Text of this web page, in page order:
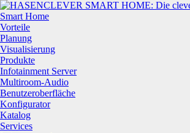
Smart Home
Vorteile
Planung
Visualisierung
Produkte
Infotainment Server
Multiroom-Audio
Benutzeroberfläche
Konfigurator
Katalog
Services